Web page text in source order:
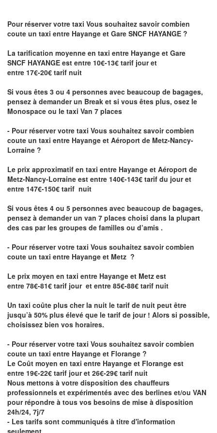
Pour réserver votre taxi Vous souhaitez savoircombien
coute un taxi entre Hayange et Gare SNCF HAYANGE ?
La tarification moyenne en taxi entre Hayange et Gare
SNCF HAYANGE est entre 10€-13€ tarif jour et
entre 17€-20€ tarif nuit
Si vous êtes 3 ou 4 personnes avec beaucoup de bagages,
pensez à demander un Break et si vous êtes plus, osez le
Monospace ou le taxi Van 7 places
- Pour réserver votre taxi Vous souhaitez savoircombien
coute un taxi entre Hayange et Aéroport de Metz-Nancy-
Lorraine ?
Le prix approximatif en taxi entre Hayange et Aéroport de
Metz-Nancy-Lorraine est entre 140€-143€ tarif du jour et
entre 147€-150€ tarif nuit
Si vous êtes 4 ou 5 personnes avec beaucoup de bagages,
pensez à demander un van 7 places choisi dans la plupart
des cas par les groupes de familles ou d’amis .
- Pour réserver votre taxi Vous souhaitez savoircombien
coute un taxi entre Hayange et Metz ?
Le prix moyen en taxi entre Hayange et Metz est
entre 78€-81€ tarif jour et entre 85€-88€ tarif nuit
Un taxi coûte plus cher la nuit le tarif de nuit peut être
jusqu’à 50% plus élevé que le tarif de jour ! Alors si possible,
choisissez bien vos horaires.
- Pour réserver votre taxi Vous souhaitez savoircombien
coute un taxi entre Hayange et Florange ?
Le Coût moyen en taxi entre Hayange et Florange est
entre 19€-22€ tarif jour et 26€-29€ tarif nuit
Nous mettons à votre disposition des chauffeurs
professionnels et expérimentés avec des berlines et/ou VAN
pour répondre à tous vos besoins de mise à disposition
24h/24, 7j/7
- Les tarifs sont communiqués à titre d'information